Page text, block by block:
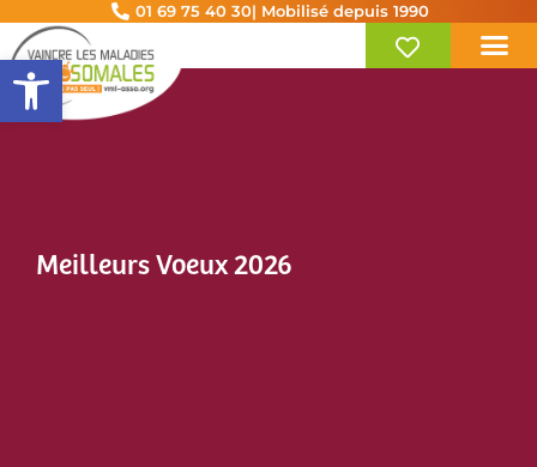
Ouvrir la barre d’outils
01 69 75 40 30| Mobilisé depuis 1990
Meilleurs Voeux 2026